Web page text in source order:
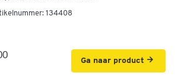
134408
Ga naar product